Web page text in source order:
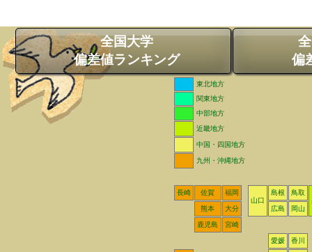
全国大学
偏差値ランキング
偏
東北地方
関東地方
中部地方
近畿地方
中国・四国地方
九州・沖縄地方
長崎 佐賀
福岡
山口
島根
鳥取
熊本
大分 広島 岡山
鹿児島 宮崎
愛媛 香川